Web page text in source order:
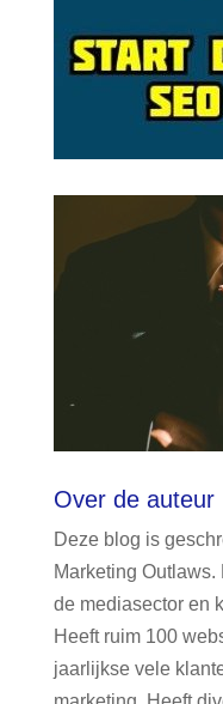
Over de auteur
Deze blog is
Marketing
de mediasector en
Heeft ruim 100
jaarlijkse vele